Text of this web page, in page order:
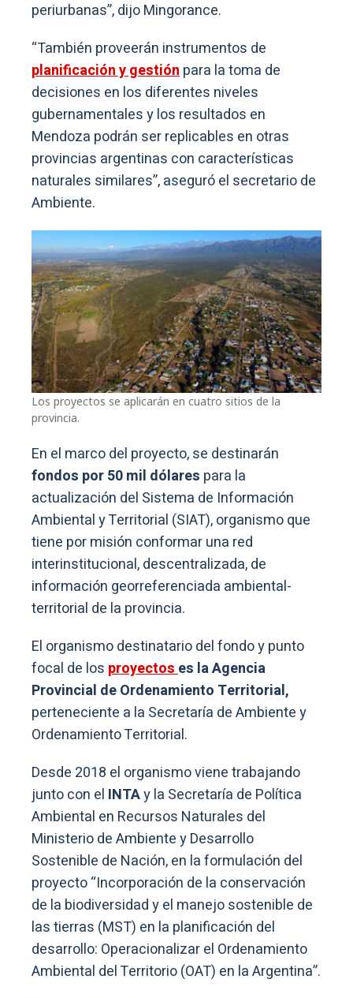
periurbanas”, dijo Mingorance.
“También proveerán instrumentos de
planificación y gestiónpara la toma de
decisiones en los diferentes niveles
gubernamentales y los resultados en
Mendoza podrán ser replicables en otras
provincias argentinas con características
naturales similares”, aseguró el secretario de
Ambiente.
Los proyectos se aplicarán en cuatro sitios de la
provincia.
En el marco del proyecto, se destinarán
fondos por 50 mil dólares para la
actualización del Sistema de Información
Ambiental y Territorial (SIAT), organismo que
tiene por misión conformar una red
interinstitucional, descentralizada, de
información georreferenciada ambiental-
territorial de la provincia.
El organismo destinatario del fondo y punto
focal de los proyectoses la Agencia
Provincial de Ordenamiento Territorial,
perteneciente a la Secretaría de Ambiente y
Ordenamiento Territorial.
Desde 2018 el organismo viene trabajando
junto con el INTAy la Secretaría de Política
Ambiental en Recursos Naturales del
Ministerio de Ambiente y Desarrollo
Sostenible de Nación, en la formulación del
proyecto “Incorporación de la conservación
de la biodiversidad y el manejo sostenible de
las tierras (MST) en la planificación del
desarrollo: Operacionalizar el Ordenamiento
Ambiental del Territorio (OAT) en la Argentina”.